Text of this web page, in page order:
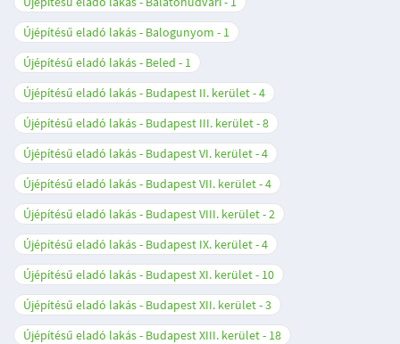
Újépítésű eladó lakás - Balogunyom
1
Újépítésű eladó lakás - Beled
1
Újépítésű eladó lakás - Budapest II. kerület 4
Újépítésű eladó lakás - Budapest III. kerület 8
Újépítésű eladó lakás - Budapest VI. kerület 4
Újépítésű eladó lakás - Budapest VII. kerület 4
Újépítésű eladó lakás - Budapest VIII. kerület 2
Újépítésű eladó lakás - Budapest IX. kerület 4
Újépítésű eladó lakás - Budapest XI. kerület
10
Újépítésű eladó lakás - Budapest XII. kerület 3
Újépítésű eladó lakás - Budapest XIII. kerület
18